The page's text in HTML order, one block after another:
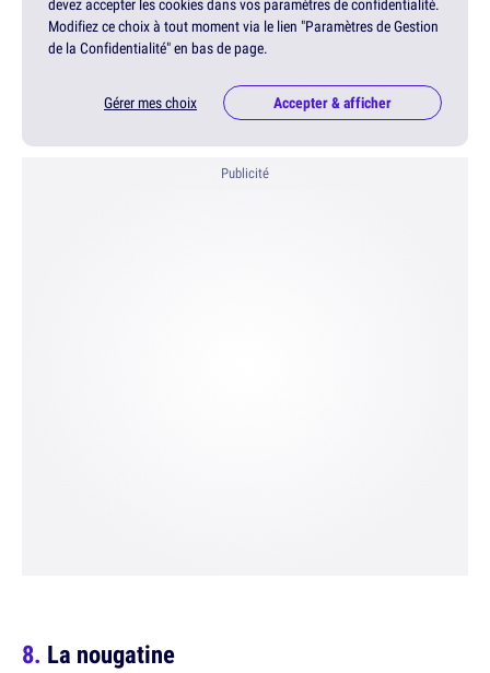
devez accepter les cookies dans vos paramètres de confidentialité.
Modifiez ce choix à tout moment via le lien "Paramètres de Gestion
de la Confidentialité" en bas de page.
Gérer mes choix Accepter & afficher
Publicité
La nougatine